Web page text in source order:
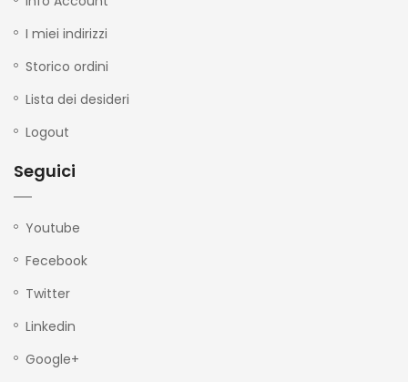
I miei indirizzi
Storico ordini
Lista dei desideri
Logout
Seguici
Youtube
Fecebook
Twitter
Linkedin
Google+